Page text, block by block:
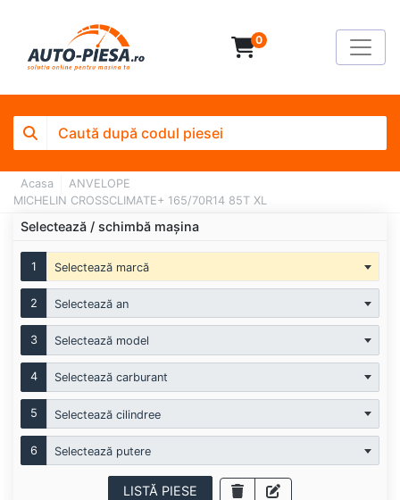
0
Acasa
ANVELOPE
MICHELIN CROSSCLIMATE+ 165/70R14 85T XL
Selectează / schimbă mașina
1 Selectează marcă
2 Selectează an
3 Selectează model
4 Selectează carburant
5 Selectează cilindree
6 Selectează putere
LISTĂ PIESE